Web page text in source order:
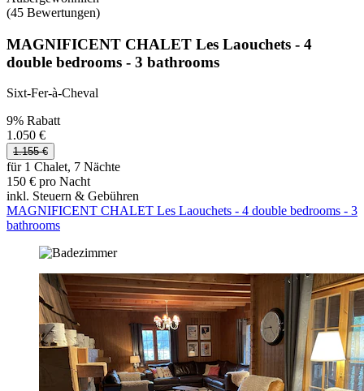
(45 Bewertungen)
MAGNIFICENT CHALET Les Laouchets - 4
double bedrooms - 3 bathrooms
Sixt-Fer-à-Cheval
9% Rabatt
1.050 €
1.155 €
für 1 Chalet, 7 Nächte
150 € pro Nacht
inkl. Steuern & Gebühren
MAGNIFICENT CHALET Les Laouchets - 4 double bedrooms - 3
bathrooms